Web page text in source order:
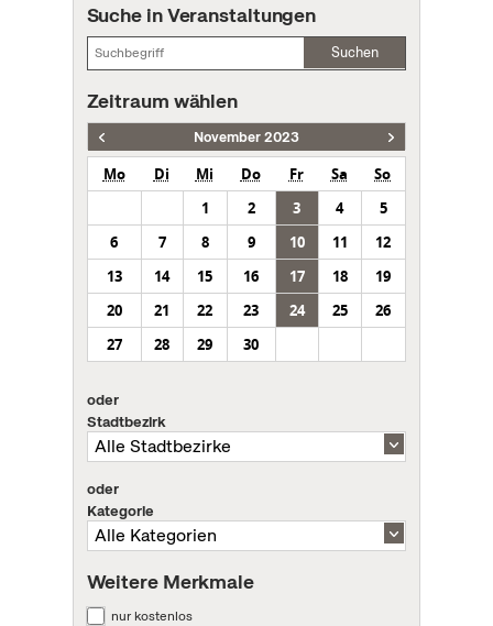
Suche in Veranstaltungen
Suchen
Zeitraum wählen
November 2023
Mo Di Mi Do Fr Sa
So
1
2 3 4
5
6
7 8 9 10 11
12
13
14 15 16 17 18
19
20
21 22 23 24 25
26
27
28 29 30
oder
Stadtbezirk
oder
Kategorie
Weitere Merkmale
nur kostenlos